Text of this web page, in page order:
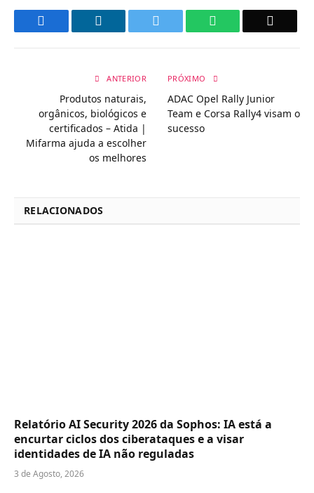
WhatsApp
ANTERIOR
Produtos naturais,
orgânicos, biológicos e
certificados – Atida |
Mifarma ajuda a escolher
os melhores
PRÓXIMO
ADAC Opel Rally Junior
Team e Corsa Rally4 visam o
sucesso
RELACIONADOS
Relatório AI Security 2026 da Sophos: IA está a
encurtar ciclos dos ciberataques e a visar
identidades de IA não reguladas
3 de Agosto, 2026